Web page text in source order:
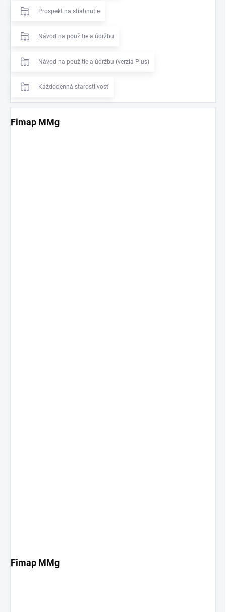
Prospekt na stiahnutie
Návod na použitie a údržbu
Návod na použitie a údržbu (verzia Plus)
Každodenná starostlivosť
Fimap MMg
Fimap MMg